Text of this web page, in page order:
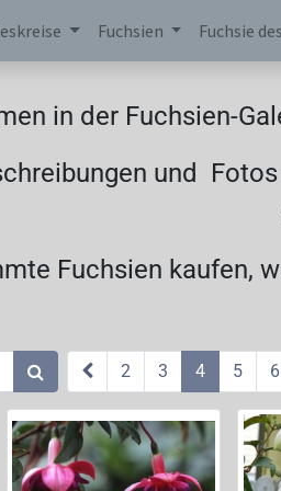
Fuchsien Fuchsie
in der Fuchsien-
und
Fuchsien kaufen,
2 3 4 5 6